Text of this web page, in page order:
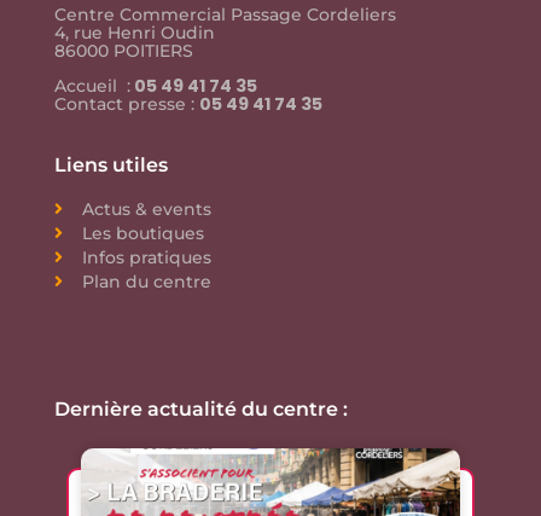
Centre Commercial Passage Cordeliers
4, rue Henri Oudin
86000 POITIERS
Accueil : 05 49 41 74 35
Contact presse : 05 49 41 74 35
Liens utiles
Actus & events
Les boutiques
Infos pratiques
Plan du centre
Dernière actualité du centre :